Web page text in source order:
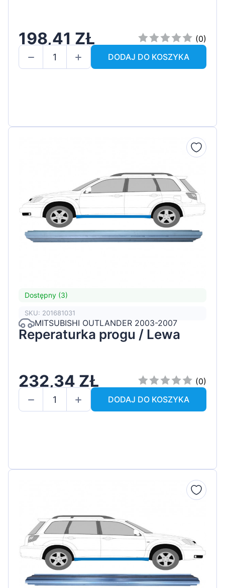
198,41 ZŁ
(0)
DODAJ DO KOSZYKA
Dostępny (3)
SKU: 201681031
MITSUBISHI OUTLANDER 2003-2007
Reperaturka progu / Lewa
232,34 ZŁ
(0)
DODAJ DO KOSZYKA